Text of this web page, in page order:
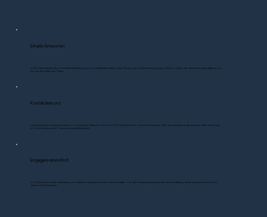
Erhalte Antworten
Im Wix Hilfe-Center findest du Schritt-für-Schritt-Anleitungen und detaillierte Artikel zu allen Themen, wie z.B. Website-Grundlagen, DSGVO und mehr. Gib deine Schlüsselbegriffe ein und
browse alle Artikel zum Thema.
Kontaktiere uns
Du kannst unser Kundenservice-Team von Sonntag bis Freitag von 8:00 bis 21:00 Uhr telefonisch oder im Chat erreichen. Öffne den Livechat und gib entweder direkt deine Frage
ein oder vereinbare einen Termin mit unseren Berater:innen.
Engagiere einen Profi
Hol dir professionelle Unterstützung von erfahrenen Fachleuten bei allen deinen Schritten – von der Homepage Erstellung über die Vermarktung deines Unternehmens bis hin zu
deinem Online-Wachstum.